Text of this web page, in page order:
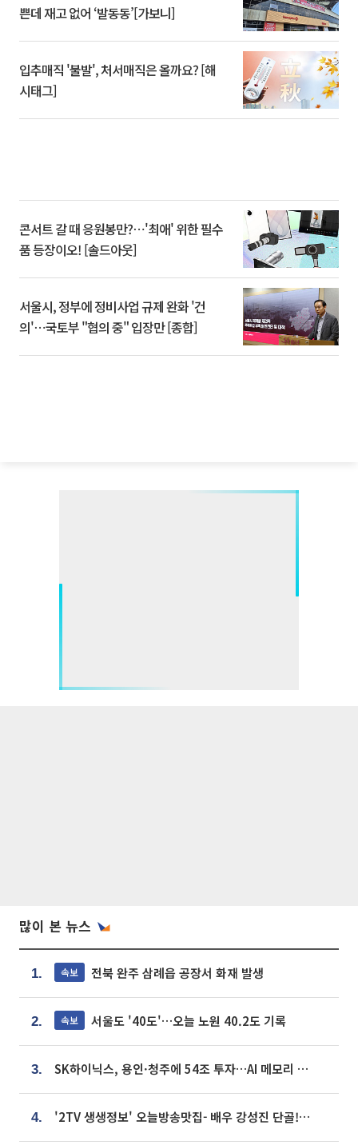
쁜데 재고 없어 ‘발동동’[가보니]
입추매직 '불발', 처서매직은 올까요? [해
시태그]
콘서트 갈 때 응원봉만?⋯'최애' 위한 필수
품 등장이오! [솔드아웃]
서울시, 정부에 정비사업 규제 완화 '건
의'⋯국토부 "협의 중" 입장만 [종합]
많이 본 뉴스
1. 속보 전북 완주 삼례읍 공장서 화재 발생
2. 속보 서울도 '40도'…오늘 노원 40.2도 기록
3. SK하이닉스, 용인·청주에 54조 투자…AI 메모리 생산기지 키운다
4. '2TV 생생정보' 오늘방송맛집- 배우 강성진 단골! 쌀국수ㆍ푸팟퐁 커리 맛집 '블○○○'